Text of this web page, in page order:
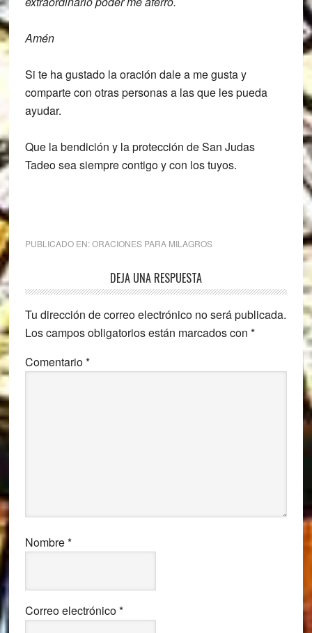
Amén
Si te ha gustado la oración dale a me gusta y
comparte con otras personas a las que les pueda
ayudar.
Que la bendición y la protección de San Judas
Tadeo sea siempre contigo y con los tuyos.
PUBLICADO EN:ORACIONES PARA MILAGROS
Interacciones
con
los
lectores
DEJA UNA RESPUESTA
Tu dirección de correo electrónico no será publicada.
Los campos obligatorios están marcados con *
Comentario*
Nombre*
Correo electrónico*